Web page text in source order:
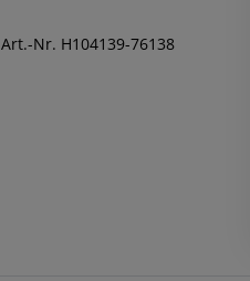
Art.-Nr. H104139-76138